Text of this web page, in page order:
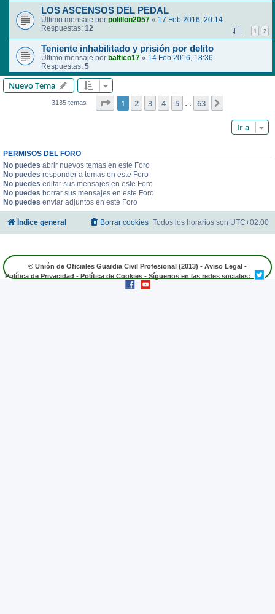
LOS ASCENSOS DEL PEDAL
Último mensaje por polillon2057 « 17 Feb 2016, 20:14
Respuestas: 12 1 2
Teniente inhabilitado y prisión por delito
Último mensaje por baltico17 « 14 Feb 2016, 18:36
Respuestas: 5
Nuevo Tema
3135 temas Página de 63
1 2 3 4 5 63
Ir a
PERMISOS DEL FORO
No puedes abrir nuevos temas en este Foro
No puedes responder a temas en este Foro
No puedes editar sus mensajes en este Foro
No puedes borrar sus mensajes en este Foro
No puedes enviar adjuntos en este Foro
Índice general Todos los horarios son UTC+02:00
Borrar cookies
© Unión de Oficiales Guardia Civil Profesional (2013) - Aviso Legal -
Política de Privacidad - Política de Cookies - Síguenos en las redes sociales: